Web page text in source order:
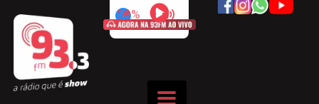
50%